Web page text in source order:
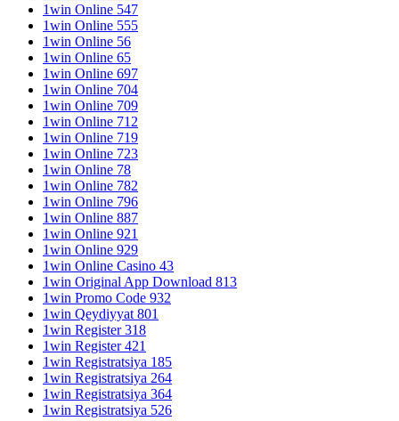
1win Online 547
1win Online 555
1win Online 56
1win Online 65
1win Online 697
1win Online 704
1win Online 709
1win Online 712
1win Online 719
1win Online 723
1win Online 78
1win Online 782
1win Online 796
1win Online 887
1win Online 921
1win Online 929
1win Online Casino 43
1win Original App Download 813
1win Promo Code 932
1win Qeydiyyat 801
1win Register 318
1win Register 421
1win Registratsiya 185
1win Registratsiya 264
1win Registratsiya 364
1win Registratsiya 526